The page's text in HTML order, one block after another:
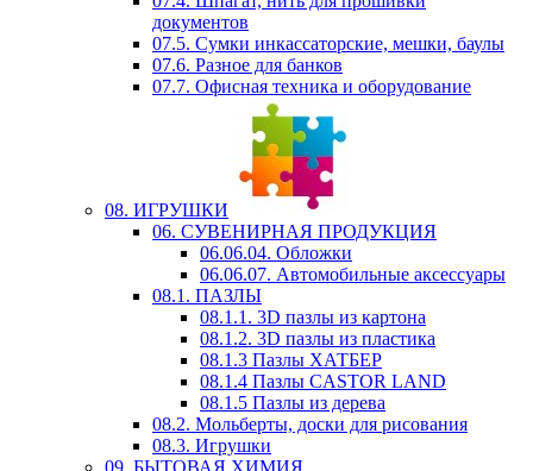
документов
07.5. Сумки инкассаторские, мешки, баулы
07.6. Разное для банков
07.7. Офисная техника и оборудование
08. ИГРУШКИ
06. СУВЕНИРНАЯ ПРОДУКЦИЯ
06.06.04. Обложки
06.06.07. Автомобильные аксессуары
08.1. ПАЗЛЫ
08.1.1. 3D пазлы из картона
08.1.2. 3D пазлы из пластика
08.1.3 Пазлы ХАТБЕР
08.1.4 Пазлы CASTOR LAND
08.1.5 Пазлы из дерева
08.2. Мольберты, доски для рисования
08.3. Игрушки
09. БЫТОВАЯ ХИМИЯ